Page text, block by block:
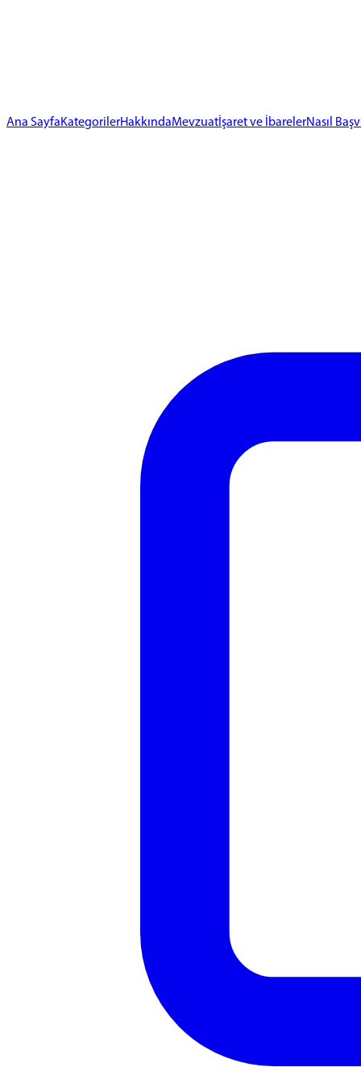
Ana SayfaKategorilerHakkındaMevzuatİşaret ve İbarelerNasıl